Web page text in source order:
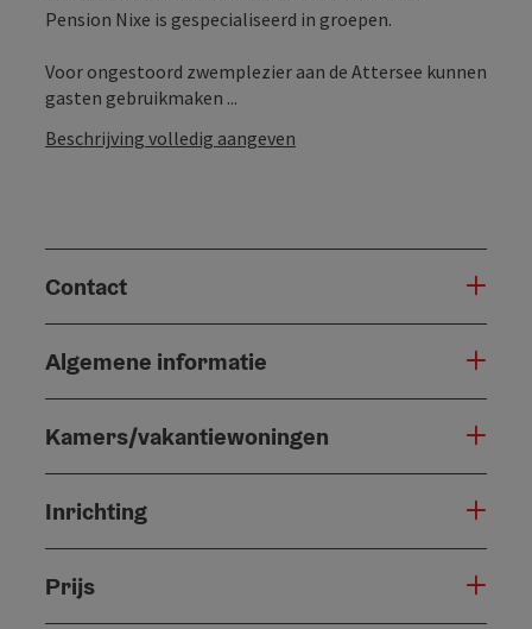
Pension Nixe is gespecialiseerd in groepen.
Voor ongestoord zwemplezier aan de Attersee kunnen
gasten gebruikmaken ...
Beschrijving volledig aangeven
Contact
Algemene informatie
Kamers/vakantiewoningen
Inrichting
Prijs